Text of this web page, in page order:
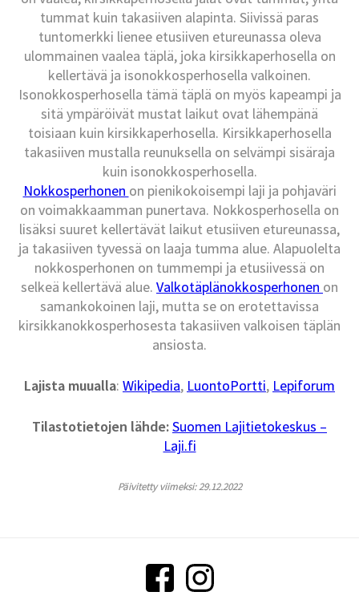
tummat kuin takasiiven alapinta. Siivissä paras
tuntomerkki lienee etusiiven etureunassa oleva
ulommainen vaalea täplä, joka kirsikkaperhosella on
kellertävä ja isonokkosperhosella valkoinen.
Isonokkosperhosella tämä täplä on myös kapeampi ja
sitä ympäröivät mustat laikut ovat lähempänä
toisiaan kuin kirsikkaperhosella. Kirsikkaperhosella
takasiiven mustalla reunuksella on selvämpi sisäraja
kuin isonokkosperhosella.
Nokkosperhonen on pienikokoisempi laji ja pohjaväri
on voimakkaamman punertava. Nokkosperhosella on
lisäksi suuret kellertävät laikut etusiiven etureunassa,
ja takasiiven tyvessä on laaja tumma alue. Alapuolelta
nokkosperhonen on tummempi ja etusiivessä on
selkeä kellertävä alue. Valkotäplänokkosperhonen on
samankokoinen laji, mutta se on erotettavissa
kirsikkanokkosperhosesta takasiiven valkoisen täplän
ansiosta.
Lajista muualla: Wikipedia, LuontoPortti, Lepiforum
Tilastotietojen lähde:Suomen Lajitietokeskus –
Laji.fi
Päivitetty viimeksi: 29.12.2022